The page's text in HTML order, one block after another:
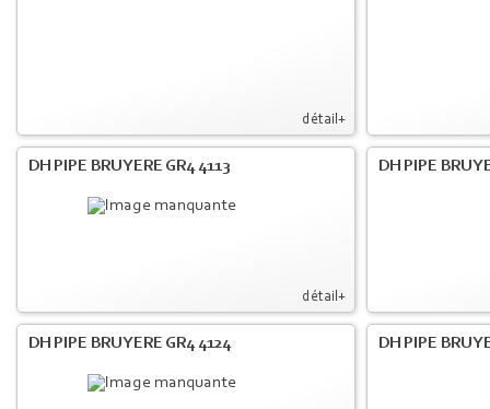
détail+
détail+
DH PIPE BRUYERE GR4 4113 DH PIPE
DH PIPE BRUYERE GR4 4124 DH PIPE